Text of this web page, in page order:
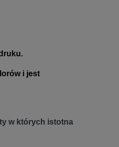
i jest
w których istotna